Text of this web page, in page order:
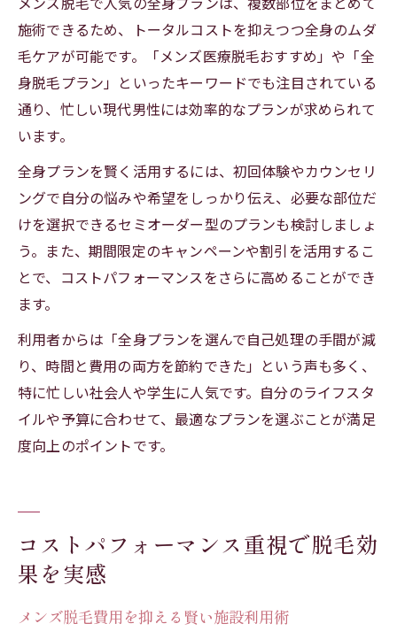
施術できるため、トータルコストを抑えつつ全身のムダ
毛ケアが可能です。「メンズ医療脱毛おすすめ」や「全
身脱毛プラン」といったキーワードでも注目されている
通り、忙しい現代男性には効率的なプランが求められて
います。
全身プランを賢く活用するには、初回体験やカウンセリ
ングで自分の悩みや希望をしっかり伝え、必要な部位だ
けを選択できるセミオーダー型のプランも検討しましょ
う。また、期間限定のキャンペーンや割引を活用するこ
とで、コストパフォーマンスをさらに高めることができ
ます。
利用者からは「全身プランを選んで自己処理の手間が減
り、時間と費用の両方を節約できた」という声も多く、
特に忙しい社会人や学生に人気です。自分のライフスタ
イルや予算に合わせて、最適なプランを選ぶことが満足
度向上のポイントです。
コストパフォーマンス重視で脱毛効
果を実感
メンズ脱毛費用を抑える賢い施設利用術